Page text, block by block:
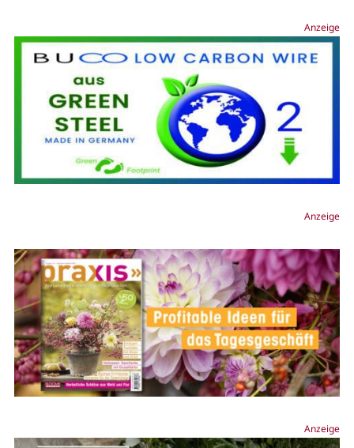
Anzeige
Anzeige
Anzeige